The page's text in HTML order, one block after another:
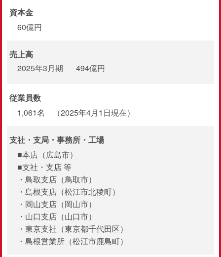
資本金
60億円
売上高
2025年3月期
494億円
従業員数
1,061名 （2025年4月1日現在）
支社・支局・ 事務所・工場
■本店（広島市）
■支社・支店 等
・鳥取支店（鳥取市）
・島根支店（松江市北稜町）
・岡山支店（岡山市）
・山口支店（山口市）
・東京支社（東京都千代田区）
・島根営業所（松江市鹿島町）